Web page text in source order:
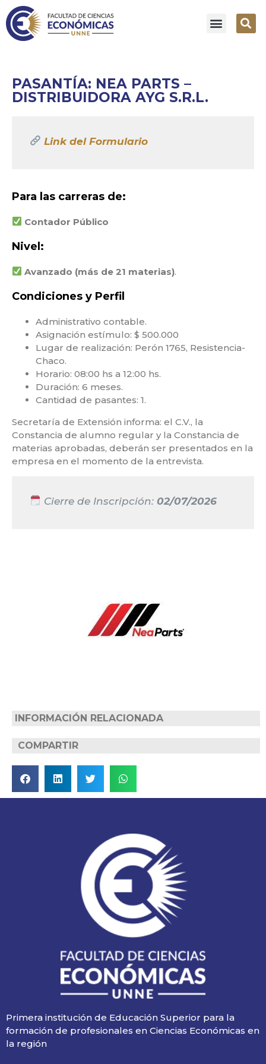
PASANTÍA: NEA PARTS –
DISTRIBUIDORA AYG S.R.L.
Link del Formulario
Para las carreras de:
Contador Público
Nivel:
Avanzado (más de 21 materias).
Condiciones y Perfil
Administrativo contable.
Asignación estímulo: $ 500.000
Lugar de realización: Perón 1765, Resistencia-
Chaco.
Horario: 08:00 hs a 12:00 hs.
Duración: 6 meses.
Cantidad de pasantes: 1.
Secretaría de Extensión informa: el C.V., la
Constancia de alumno regular y la Constancia de
materias aprobadas, deberán ser presentados en la
empresa en el momento de la entrevista.
Cierre de Inscripción: 02/07/2026
INFORMACIÓN RELACIONADA
COMPARTIR
Primera institución de Educación Superior para la
formación de profesionales en Ciencias Económicas en
la región